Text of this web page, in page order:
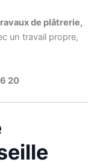
de plâtrerie,
un travail propre,
20